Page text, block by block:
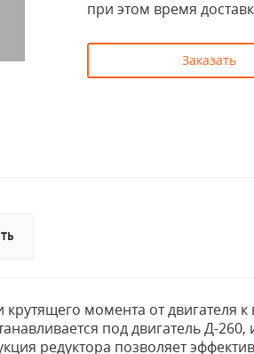
при этом время
Заказать
момента от двигателя
под двигатель Д-260,
редуктора позволяет